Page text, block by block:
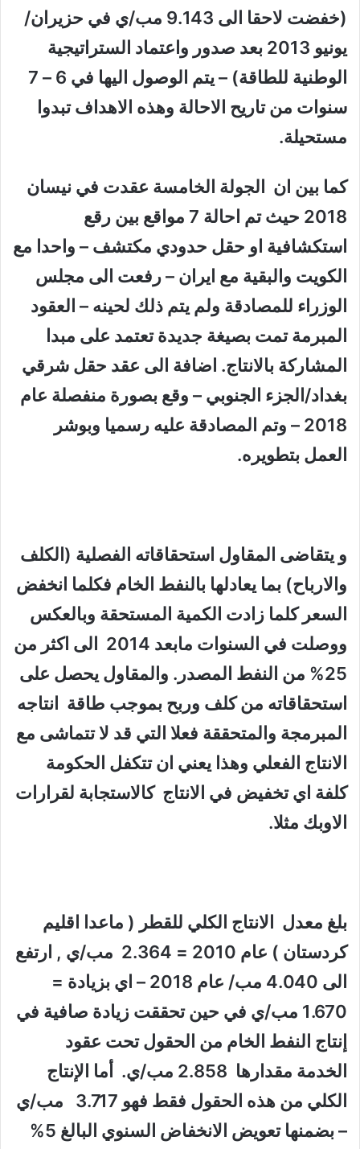
(خفضت لاحقا الى 9.143 مب/ي
في حزيران/
يونيو 2013 بعد صدور واعتماد الستراتيجية
الوطنية للطاقة
) – يتم الوصول اليها في 6 – 7
سنوات من تاريح الاحالة وهذه الاهداف تبدوا
مستحيلة.
كما بين ان الجولة الخامسة عقدت في نيسان
2018 حيث تم احالة 7 مواقع بين رقع
استكشافية او حقل حدودي مكتشف – واحدا مع
الكويت والبقية مع ايران – رفعت الى مجلس
الوزراء للمصادقة ولم يتم ذلك لحينه – العقود
المبرمة تمت بصيغة جديدة تعتمد على مبدا
المشاركة بالانتاج. اضافة الى عقد حقل شرقي
بغداد/الجزء الجنوبي – وقع بصورة منفصلة عام
2018 – وتم المصادقة عليه رسميا وبوشر
العمل بتطويره.
و يتقاضى المقاول استحقاقاته الفصلية (الكلف
والارباح) بما يعادلها بالنفط الخام فكلما انخفض
السعر كلما زادت الكمية المستحقة وبالعكس
ووصلت في السنوات مابعد 2014 الى اكثر من
25% من النفط المصدر. والمقاول يحصل على
استحقاقاته من كلف وربح بموجب طاقة انتاجه
المبرمجة والمتحققة فعلا التي قد لا تتماشى مع
الانتاج الفعلي وهذا يعني ان تتكفل الحكومة
كلفة اي تخفيض في الانتاج كالاستجابة لقرارات
الاوبك مثلا.
بلغ معدل الانتاج الكلي للقطر ( ماعدا اقليم
كردستان ) عام 2010 = 2.364 مب/ي , ارتفع
الى 4.040 مب/ عام 2018 – اي بزيادة =
1.670 مب/ي في حين تحققت زيادة صافية في
إنتاج النفط الخام من الحقول تحت عقود
الخدمة مقدارها
مب/ي.
أما الإنتاج
الكلي من هذه الحقول فقط فهو 3.717 مب/ي
– بضمنها تعويض الانخفاض السنوي البالغ 5%